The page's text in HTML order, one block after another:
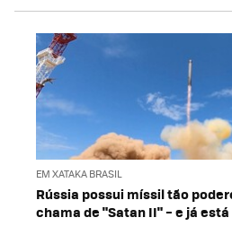
EM XATAKA BRASIL
Rússia possui míssil tão
chama de "Satan II" – e já